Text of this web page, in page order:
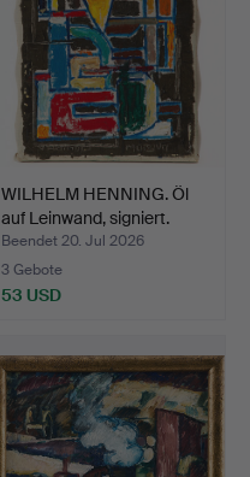
WILHELM HENNING. Öl
auf Leinwand, signiert.
Beendet 20. Jul 2026
3 Gebote
53 USD